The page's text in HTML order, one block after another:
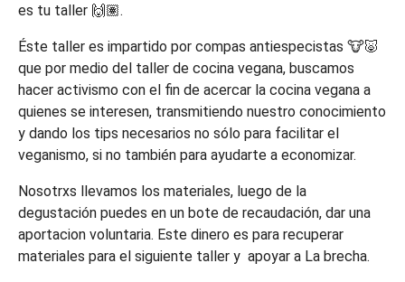
es tu taller 🙌🏽.
Éste taller es impartido por compas antiespecistas 🐮🐷
que por medio del taller de cocina vegana, buscamos
hacer activismo con el fin de acercar la cocina vegana a
quienes se interesen, transmitiendo nuestro conocimiento
y dando los tips necesarios no sólo para facilitar el
veganismo, si no también para ayudarte a economizar.
Nosotrxs llevamos los materiales, luego de la
degustación puedes en un bote de recaudación, dar una
aportacion voluntaria. Este dinero es para recuperar
materiales para el siguiente taller y apoyar a La brecha.